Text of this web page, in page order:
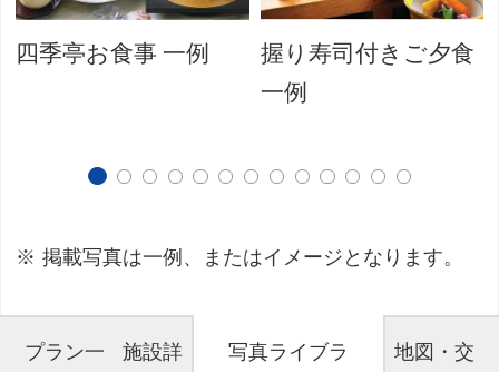
四季亭お食事 一例
握り寿司付きご夕食
一例
掲載写真は一例、またはイメージとなります。
プラン一
施設詳
写真ライブラ
地図・交